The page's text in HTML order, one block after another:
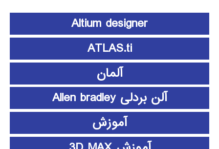
Altium designer
ATLAS.ti
آلمان
آلن بردلی Allen bradley
آموزش